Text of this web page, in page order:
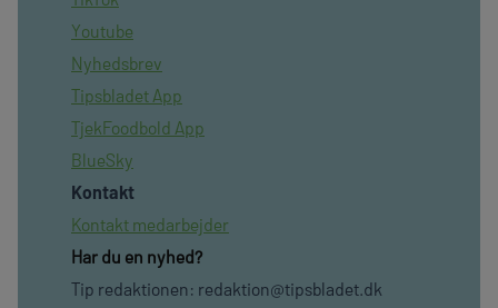
Youtube
Nyhedsbrev
Tipsbladet App
TjekFoodbold App
BlueSky
Kontakt
Kontakt medarbejder
Har du en nyhed?
Tip redaktionen: redaktion@tipsbladet.dk